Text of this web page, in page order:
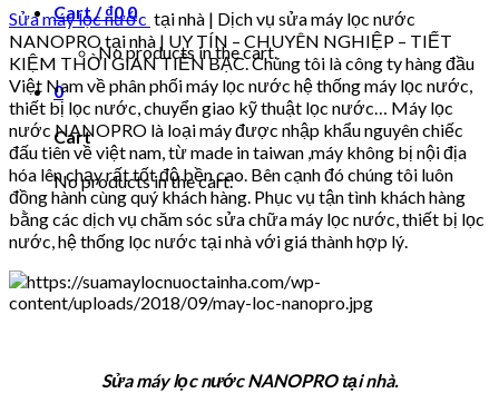
Cart /₫00
No products in the cart.
0
Cart
No products in the cart.
Sửa máy lọc nước tại nhà | Dịch vụ sửa máy lọc nước
NANOPRO tại nhà | UY TÍN – CHUYÊN NGHIỆP – TIẾT
KIỆM THỜI GIAN TIỀN BẠC. Chúng tôi là công ty hàng đầu
Việt Nam về phân phối máy lọc nước hệ thống máy lọc nước,
thiết bị lọc nước, chuyển giao kỹ thuật lọc nước… Máy lọc
nước NANOPRO là loại máy được nhập khẩu nguyên chiếc
đấu tiên về việt nam, từ made in taiwan ,máy không bị nội địa
hóa lên chạy rất tốt độ bền cao. Bên cạnh đó chúng tôi luôn
đồng hành cùng quý khách hàng. Phục vụ tận tình khách hàng
bằng các dịch vụ chăm sóc sửa chữa máy lọc nước, thiết bị lọc
nước, hệ thống lọc nước tại nhà với giá thành hợp lý.
Sửa máy lọc nước NANOPRO tại nhà.